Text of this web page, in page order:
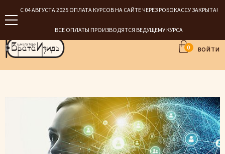
С 04 АВГУСТА 2025 ОПЛАТА КУРСОВ НА САЙТЕ ЧЕРЕЗ РОБОКАССУ ЗАКРЫТА!
ВСЕ ОПЛАТЫ ПРОИЗВОДЯТСЯ ВЕДУЩЕМУ КУРСА
0 ВОЙТИ